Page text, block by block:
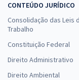
CONTEÚDO JURÍDICO
Consolidação das Leis
Trabalho
Constituição Federal
Direito Administrativo
Direito Ambiental